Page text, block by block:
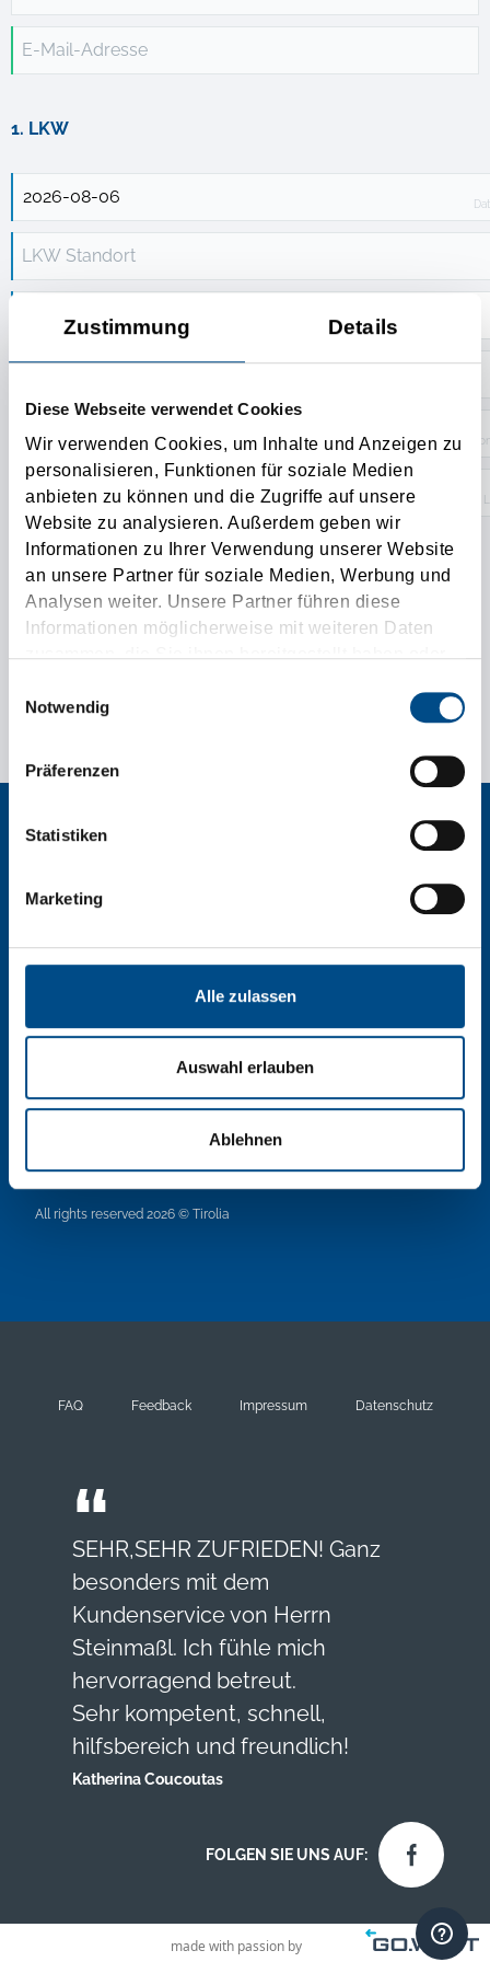
Zustimmung Details
Diese Webseite verwendet Cookies
Wir verwenden Cookies, um Inhalte und Anzeigen zu
personalisieren, Funktionen für soziale Medien
anbieten zu können und die Zugriffe auf unsere
Website zu analysieren. Außerdem geben wir
Informationen zu Ihrer Verwendung unserer Website
an unsere Partner für soziale Medien, Werbung und
Analysen weiter. Unsere Partner führen diese
Informationen möglicherweise mit weiteren Daten
zusammen, die Sie ihnen bereitgestellt haben oder
gesammelt haben.
Notwendig
Präferenzen
Statistiken
Marketing
Alle zulassen
Auswahl erlauben
Ablehnen
E-Mail-Adresse
1. LKW
LKW Standort
LKW hinzufügen
Tirolia Spedition Ges.m.b.H.
T:
0043/5373/400
0043/5373/400-8100
All rights reserved 2026 © Tirolia
FAQ Feedback Impressum Datenschutz
SEHR,SEHR ZUFRIEDEN! Ganz
besonders mit dem
Kundenservice von Herrn
Steinmaßl. Ich fühle mich
hervorragend betreut.
Sehr kompetent, schnell,
hilfsbereich und freundlich!
Katherina Coucoutas
FOLGEN SIE UNS AUF:
made with passion by
Kontakt